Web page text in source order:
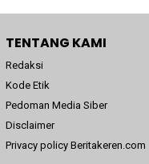
TENTANG KAMI
Redaksi
Kode Etik
Pedoman Media Siber
Disclaimer
Privacy policy Beritakeren.com